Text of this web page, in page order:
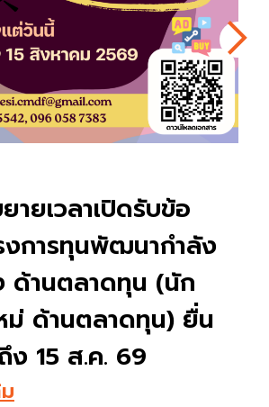
ายเวลาเปิดรับข้อ
งการทุนพัฒนากำลัง
ด้านตลาดทุน (นัก
ม่ ด้านตลาดทุน) ยื่น
ง 15 ส.ค. 69